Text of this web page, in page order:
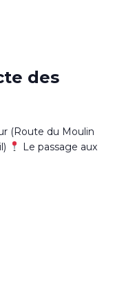
des
(Route du Moulin
Le passage aux